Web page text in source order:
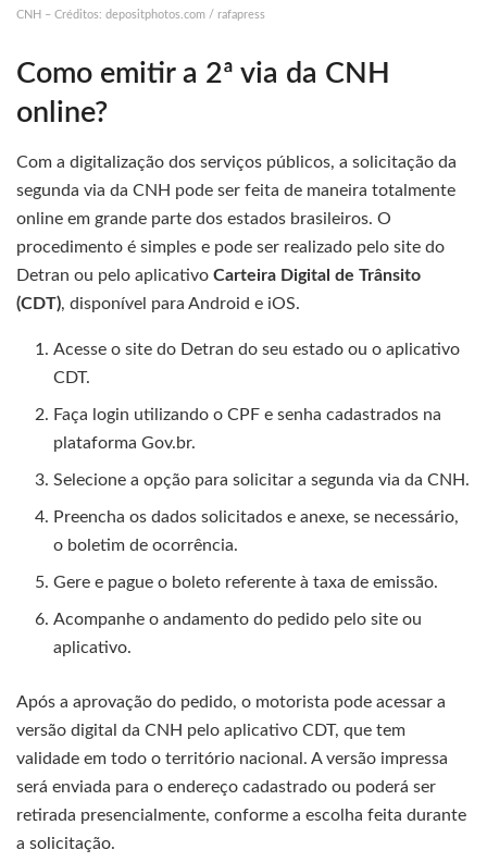
CNH – Créditos: depositphotos.com / rafapress
Como emitir a 2ª via da CNH
online?
Com a digitalização dos serviços públicos, a solicitação da
segunda via da CNH pode ser feita de maneira totalmente
online em grande parte dos estados brasileiros. O
procedimento é simples e pode ser realizado pelo site do
Detran ou pelo aplicativo Carteira Digital de Trânsito
(CDT), disponível para Android e iOS.
Acesse o site do Detran do seu estado ou o aplicativo
CDT.
Faça login utilizando o CPF e senha cadastrados na
plataforma Gov.br.
Selecione a opção para solicitar a segunda via da CNH.
Preencha os dados solicitados e anexe, se necessário,
o boletim de ocorrência.
Gere e pague o boleto referente à taxa de emissão.
Acompanhe o andamento do pedido pelo site ou
aplicativo.
Após a aprovação do pedido, o motorista pode acessar a
versão digital da CNH pelo aplicativo CDT, que tem
validade em todo o território nacional. A versão impressa
será enviada para o endereço cadastrado ou poderá ser
retirada presencialmente, conforme a escolha feita durante
a solicitação.